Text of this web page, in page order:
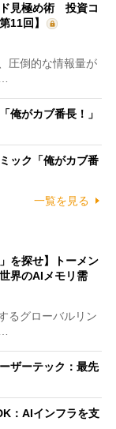
ド見極め術 投資コ
11回】
圧倒的な情報量が
俺がカブ番長！」
ック「俺がカブ番
一覧を見る
を探せ】トーメン
界のAIメモリ需
るグローバルリン
ザーテック：最先
：AIインフラを支